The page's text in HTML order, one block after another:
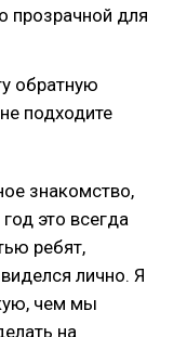
прозрачной для
обратную
подходите
знакомство,
это всегда
ребят,
лично. Я
чем мы
на